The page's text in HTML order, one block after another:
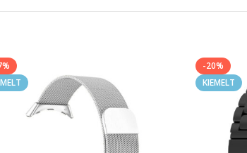
-20%
KIEMELT